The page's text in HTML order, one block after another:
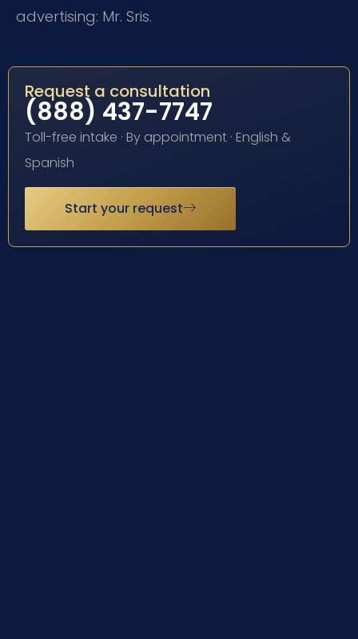
advertising: Mr. Sris.
Request a consultation
(888) 437-7747
Toll-free intake · By appointment · English &
Spanish
Start your request